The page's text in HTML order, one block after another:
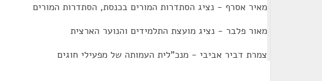
מאיר אסרף - נציג הסתדרות המורים בכנסת, הסתדרות המורים
מאור פלבר - נציג מועצת התלמידים והנוער הארצית
צמרת דביר אביבי - מנכ"לית העמותה של מפעילי חוגים